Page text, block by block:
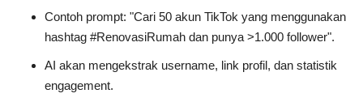
Contoh prompt: "Cari 50 akun TikTok yang menggunakan
hashtag #RenovasiRumah dan punya >1.000 follower".
AI akan mengekstrak username, link profil, dan statistik
engagement.